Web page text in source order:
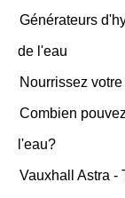
Générateurs
de l'eau
Nourrissez
Combien
l'eau?
Vauxhall Astra -